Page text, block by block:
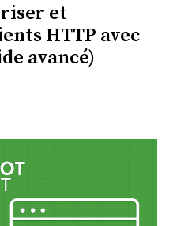
et
HTTP avec
avancé)